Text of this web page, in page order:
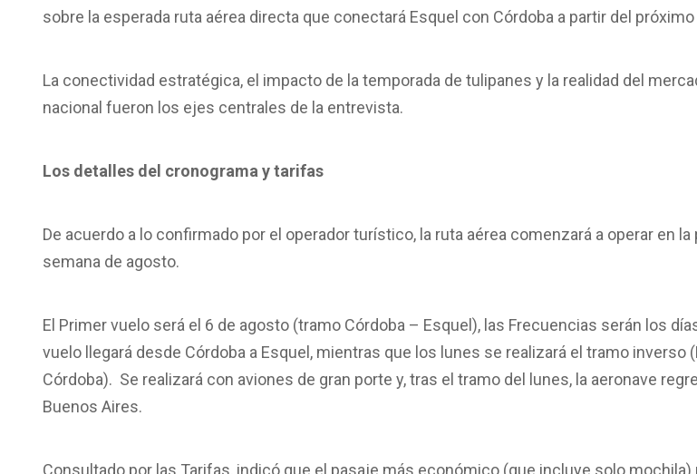
sobre la esperada ruta aérea directa que conectará Esquel con Córdoba a partir del
La conectividad estratégica, el impacto de la temporada de tulipanes y la realidad del
nacional fueron los ejes centrales de la entrevista.
Los detalles del cronograma y tarifas
De acuerdo a lo confirmado por el operador turístico, la ruta aérea comenzará a operar en la
semana de agosto.
El Primer vuelo será el 6 de agosto (tramo Córdoba – Esquel), las Frecuencias serán los
vuelo llegará desde Córdoba a Esquel, mientras que los lunes se realizará el tramo inverso
Córdoba). Se realizará con aviones de gran porte y, tras el tramo del lunes, la aeronave
Buenos Aires.
Consultado por las Tarifas, indicó que el pasaje más económico (que incluye solo mochila)